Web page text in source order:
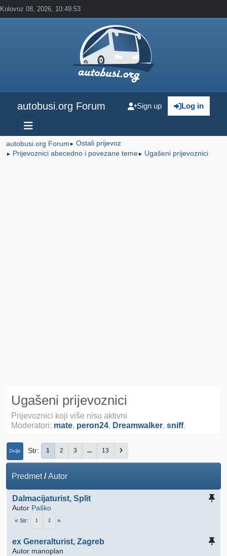
Kolovoz 08, 2026, 10:49:53
autobusi.org Forum Log in
Sign up
autobusi.org Forum ► Ostali prijevoz
► Prijevoznici abecedno i povezane teme► Ugašeni prijevoznici
Ugašeni prijevoznici
Prijevoznici koji više nisu aktivni
Moderatori: mate, peron24, Dreamwalker, sniff.
Dolje Str 1 2 3 ... 13
Predmet/Autor
Dalmacijaturist, Split
Autor Paško
Str 1 2
ex Generalturist, Zagreb
Autor manoplan